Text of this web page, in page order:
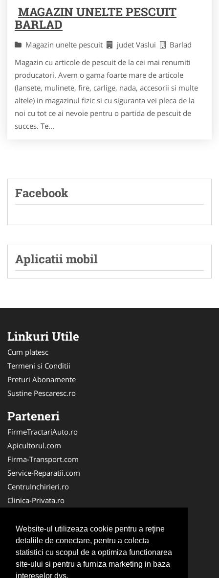
Website-ul utilizeaza cookie pentru a reţine
detaliile de conectare, pentru a colecta
statistici cu scopul de a optimiza functionarea
site-ului si pentru a furniza marketing in baza
intereselor dvs.
MAGAZIN UNELTE PESCUIT
BARLAD
Magazin unelte pescuit judet Vaslui
Barlad
Magazin cu articole de pescuit de la cei mai renumiti
producatori. Avem o gama foarte mare de articole
(lansete, mulinete, fire, carlige, nada, accesorii si multe
altele) in magazinul fizic si cu siguranta vei pleca de la
noi cu tot ce ai nevoie pentru o partida de pescuit de
succes. Te...
Facebook
Aplicatii mobil
Linkuri Utile
Cum platesc
Termeni si Conditii
Preturi Abonamente
Sustine Pescaresc.ro
Parteneri
FirmeTractariAuto.ro
Apicultorul.com
Firma-Transport.com
Service-Reparatii.com
CentruInchirieri.ro
Clinica-Privata.ro
Servicii-DDD.com
Birouri-Cadastru.ro
Centru-Copiere.ro
CramaVinuri.ro